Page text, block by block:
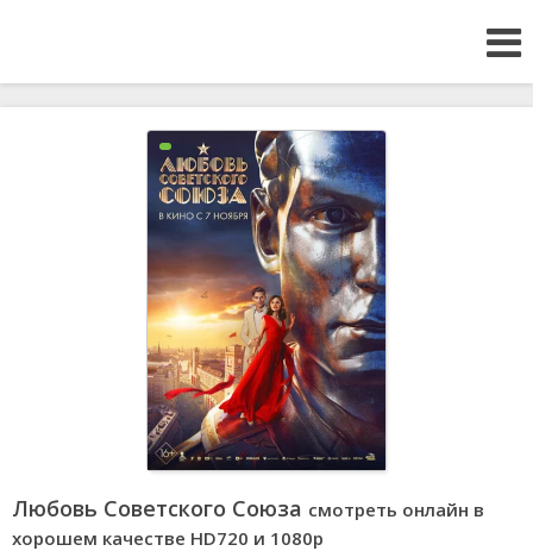
Любовь Советского Союза смотреть онлайн в
хорошем качестве HD720 и 1080p